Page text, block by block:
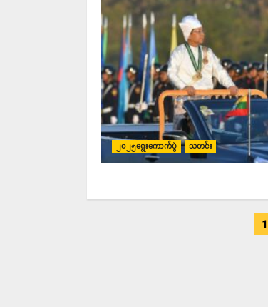
၂၀၂၅ရွေးကောက်ပွဲ သတင်း
1